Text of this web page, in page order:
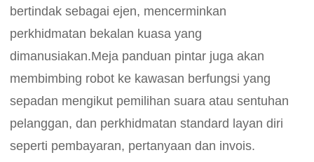
bertindak sebagai ejen, mencerminkan
perkhidmatan bekalan kuasa yang
dimanusiakan.Meja panduan pintar juga akan
membimbing robot ke kawasan berfungsi yang
sepadan mengikut pemilihan suara atau sentuhan
pelanggan, dan perkhidmatan standard layan diri
seperti pembayaran, pertanyaan dan invois.